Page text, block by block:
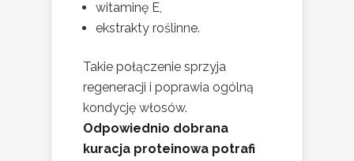
witaminę E,
ekstrakty roślinne.
Takie połączenie sprzyja
regeneracji i poprawia ogólną
kondycję włosów.
Odpowiednio dobrana
kuracja proteinowa potrafi